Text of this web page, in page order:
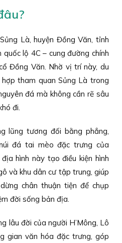
Là, huyện Đồng Văn, tỉnh
lộ 4C – cung đường chính
Đồng Văn. Nhờ vị trí này, du
tham quan Sủng Là trong
đá mà không cần rẽ sâu
đi.
lũng tương đối bằng phẳng,
đá tai mèo đặc trưng của
hình này tạo điều kiện hình
và khu dân cư tập trung, giúp
chân thuận tiện để chụp
đời sống bản địa.
lâu đời của người H’Mông, Lô
gian văn hóa đặc trưng, góp